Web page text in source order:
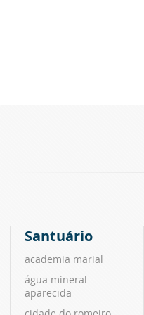
Santuário
academia marial
água mineral
aparecida